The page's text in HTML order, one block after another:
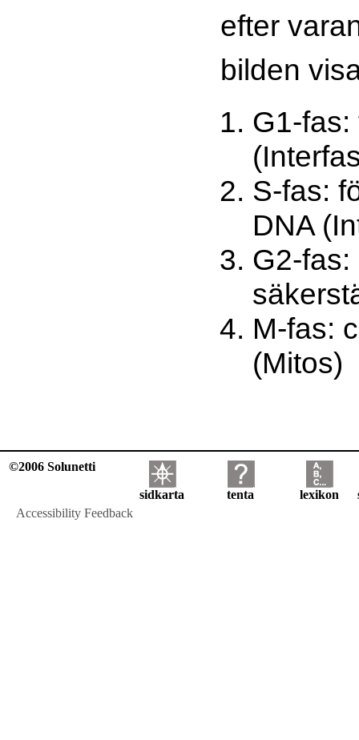
efter
bilden
G1-fas:
S-fas:
DNA
G2-fas:
M-fas:
(Mitos)
©2006 Solunetti
sidkarta tenta lexikon
Accessibility Feedback